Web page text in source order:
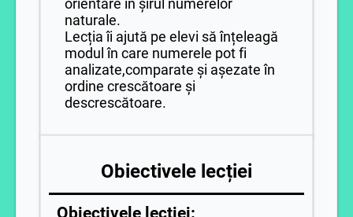
orientare în șirul numerelor
naturale.
Lecția îi ajută pe elevi să înțeleagă
modul în care numerele pot fi
analizate,comparate și așezate în
ordine crescătoare și
descrescătoare.
Obiectivele lecției
Obiectivele lecției: